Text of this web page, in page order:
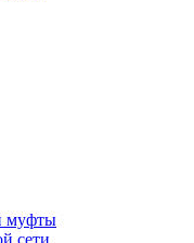
муфты
сети